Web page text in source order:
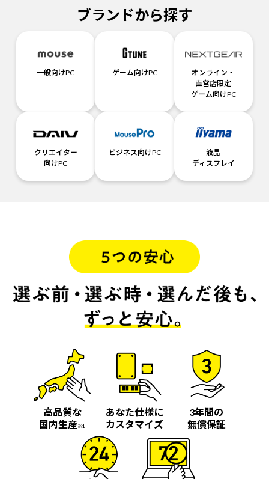
ブランドから探す
一般向けPC ゲーム向けPC
オンライン・
直営店限定
ゲーム向けPC
クリエイター
向けPC
ビジネス向けPC
液晶
ディスプレイ
高品質な
国内生産※1
あなた仕様に
カスタマイズ
3年間の
無償保証